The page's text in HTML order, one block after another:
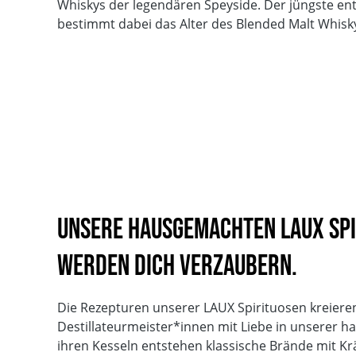
Whiskys der legendären Speyside. Der jüngste
bestimmt dabei das Alter des Blended Malt
Unsere hausgemachten LAUX
werden dich verzaubern.
Die Rezepturen unserer LAUX Spirituosen
Destillateurmeister*innen mit Liebe in unserer
ihren Kesseln entstehen klassische Brände mit